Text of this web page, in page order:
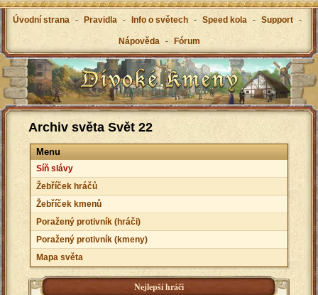
Úvodní strana - Pravidla - Info o světech - Speed kola - Support -
Nápověda - Fórum
Archiv světa Svět 22
Menu
Síň slávy
Žebříček hráčů
Žebříček kmenů
Poražený protivník (hráči)
Poražený protivník (kmeny)
Mapa světa
Nejlepší hráči